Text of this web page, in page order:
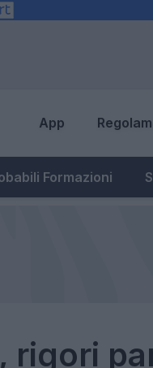
App
Formazioni
rigori